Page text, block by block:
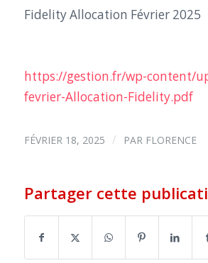
Fidelity Allocation Février 2025
https://gestion.fr/wp-content/
fevrier-Allocation-Fidelity.pdf
FÉVRIER 18, 2025 / PAR FLORENCE
Partager cette